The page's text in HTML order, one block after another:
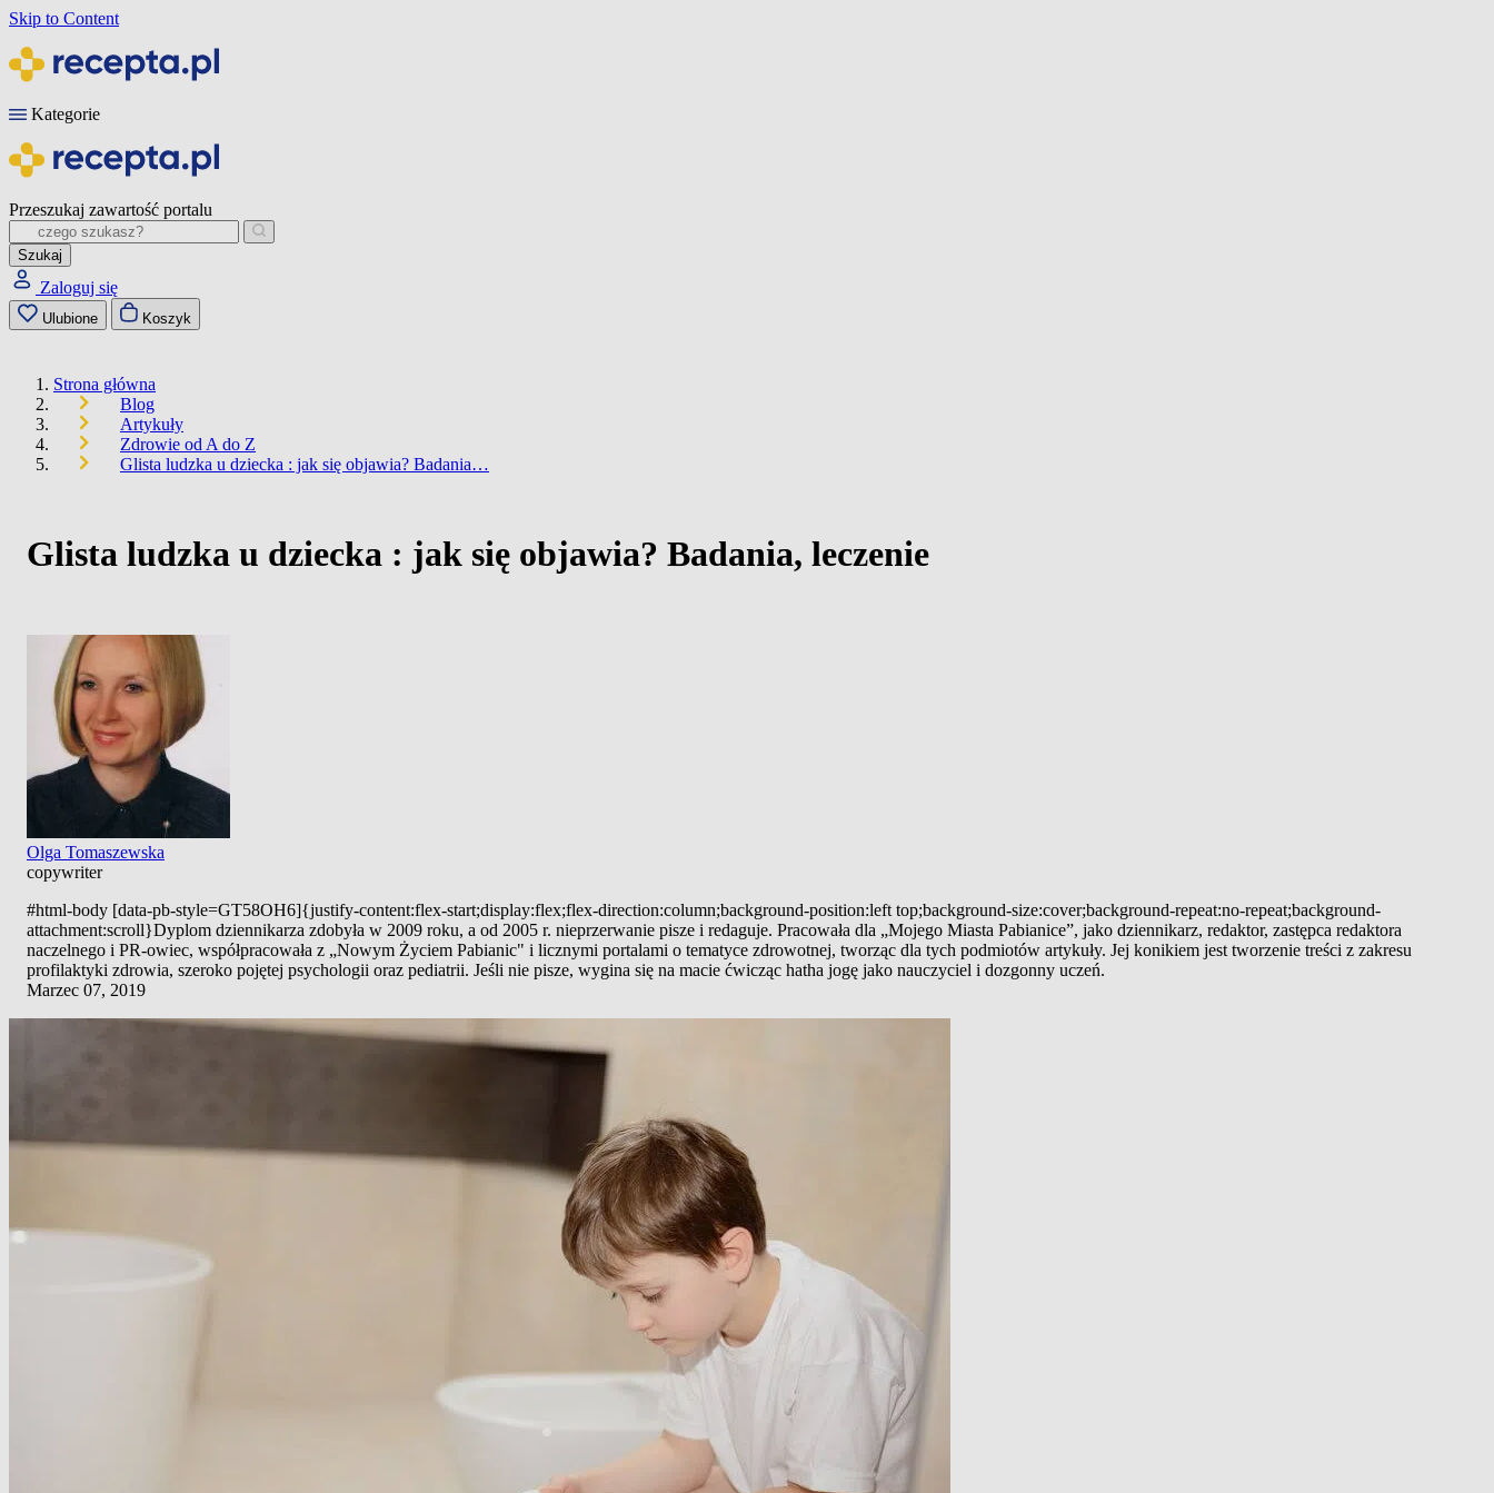
Skip to Content
Kategorie
Przeszukaj zawartość portalu
Szukaj
Zaloguj się
Ulubione Koszyk
Strona główna
Blog
Artykuły
Zdrowie od A do Z
Glista ludzka u dziecka : jak się objawia? Badania…
Glista ludzka u dziecka : jak się objawia? Badania, leczenie
Olga Tomaszewska
copywriter
#html-body [data-pb-style=GT58OH6]{justify-content:flex-start;display:flex;flex-direction:column;background-position:left top;background-size:cover;background-repeat:no-repeat;background-
attachment:scroll}Dyplom dziennikarza zdobyła w 2009 roku, a od 2005 r. nieprzerwanie pisze i redaguje. Pracowała dla „Mojego Miasta Pabianice”, jako dziennikarz, redaktor, zastępca redaktora
naczelnego i PR-owiec, współpracowała z „Nowym Życiem Pabianic" i licznymi portalami o tematyce zdrowotnej, tworząc dla tych podmiotów artykuły. Jej konikiem jest tworzenie treści z zakresu
profilaktyki zdrowia, szeroko pojętej psychologii oraz pediatrii. Jeśli nie pisze, wygina się na macie ćwicząc hatha jogę jako nauczyciel i dozgonny uczeń.
Marzec 07, 2019